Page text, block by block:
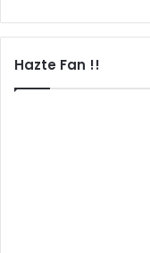
Hazte Fan !!